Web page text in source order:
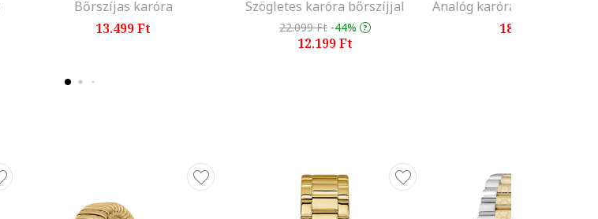
Bőrszíjas karóra
13.499 Ft
Szögletes karóra bőrszíjjal
22.099 Ft -44%
12.199 Ft
18.599 Ft